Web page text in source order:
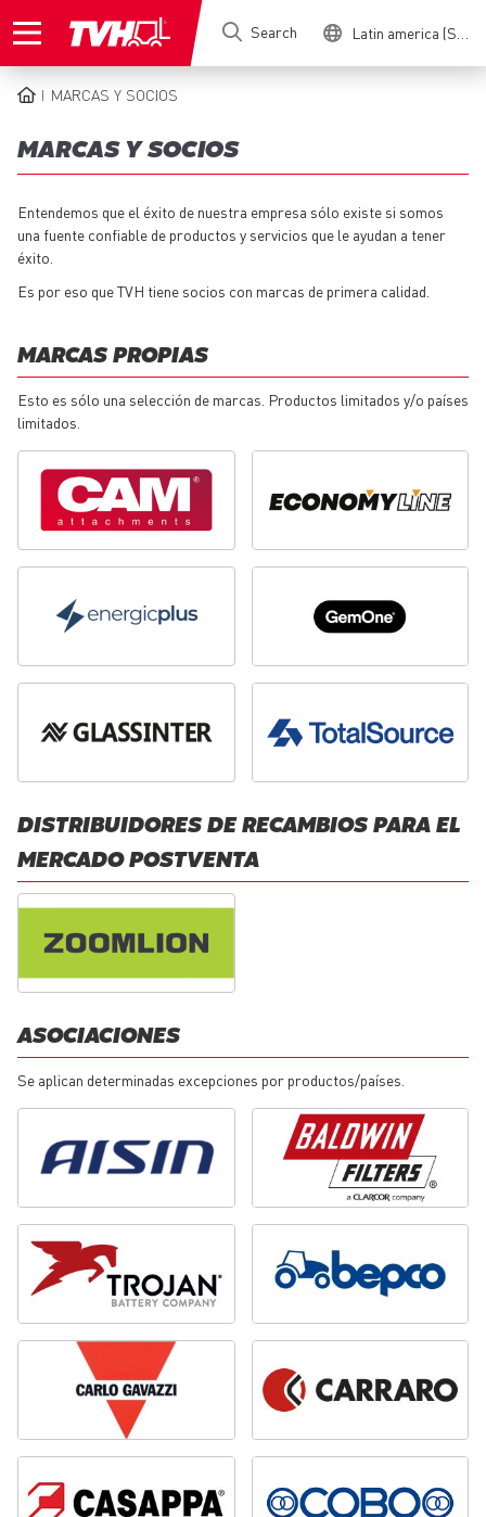
to
Search Latin america (Spanish)
MARCAS Y SOCIOS
MARCAS Y SOCIOS
Entendemos que el éxito de nuestra empresa sólo existe si somos
una fuente confiable de productos y servicios que le ayudan a tener
éxito.
Es por eso que TVH tiene socios con marcas de primera calidad.
MARCAS PROPIAS
Esto es sólo una selección de marcas. Productos limitados y/o países
limitados.
DISTRIBUIDORES DE RECAMBIOS PARA EL
MERCADO POSTVENTA
ASOCIACIONES
Se aplican determinadas excepciones por productos/países.